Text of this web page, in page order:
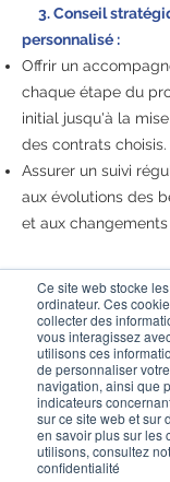
Ce site web stocke
ordinateur. Ces
collecter des
vous interagissez
utilisons ces
de personnaliser
navigation, ainsi que
indicateurs
sur ce site web et sur
en savoir plus sur les
utilisons, consultez
confidentialité
3. Conseil
personnalisé :
Offrir un
chaque étape du
initial jusqu'à la
des contrats choisis.
Assurer un suivi
aux évolutions des
et aux
L'optimisation
financière